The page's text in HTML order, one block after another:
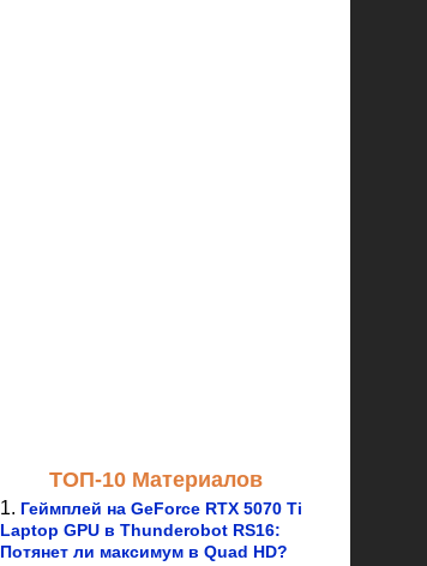
ТОП-10 Материалов
Геймплей на GeForce RTX 5070 Ti
Laptop GPU в Thunderobot RS16:
Потянет ли максимум в Quad HD?